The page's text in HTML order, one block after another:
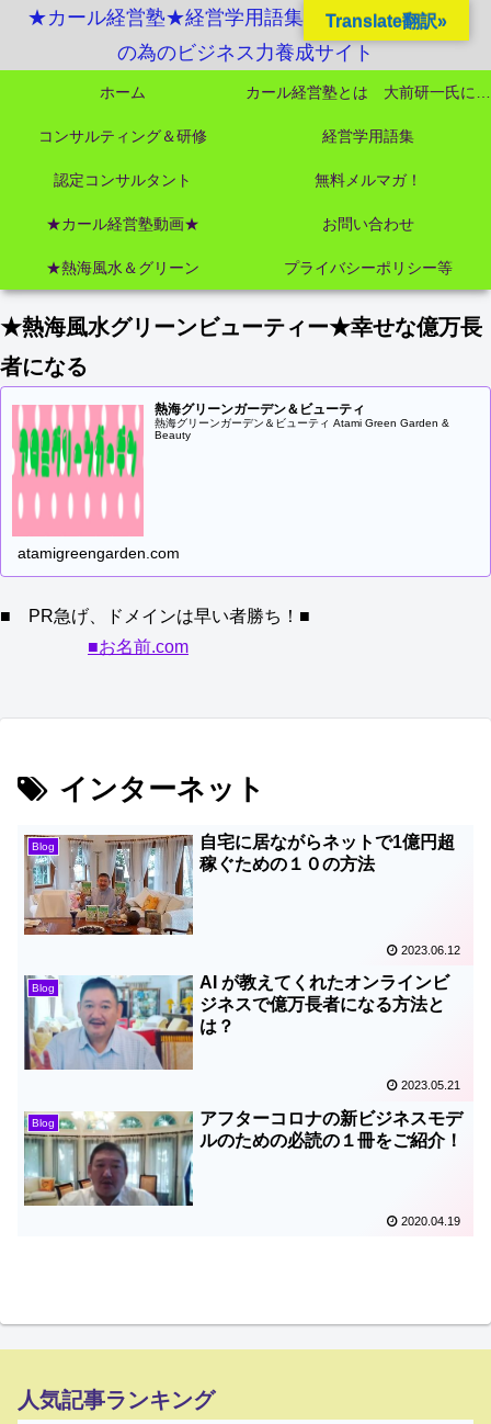
★カール経営塾★経営学用語集起業独立成功MBA
の為のビジネス力養成サイト
ホーム
コンサルティング＆研修 経営学用語集
認定コンサルタント 無料メルマガ！
★カール経営塾動画★ お問い合わせ
★熱海風水＆グリーン プライバシーポリシー等
★熱海風水グリーンビューティー★幸せな億万長
者になる
熱海グリーンガーデン＆ビューティ
熱海グリーンガーデン＆ビューティ Atami Green Garden &
Beauty
atamigreengarden.com
■ PR急げ、ドメインは早い者勝ち！■
■お名前.com
インターネット
Blog
自宅に居ながらネットで1億円超
稼ぐための１０の方法
2023.06.12
Blog
AI が教えてくれたオンラインビ
ジネスで億万長者になる方法と
は？
2023.05.21
Blog
アフターコロナの新ビジネスモデ
ルのための必読の１冊をご紹介！
2020.04.19
人気記事ランキング
Translate翻訳»